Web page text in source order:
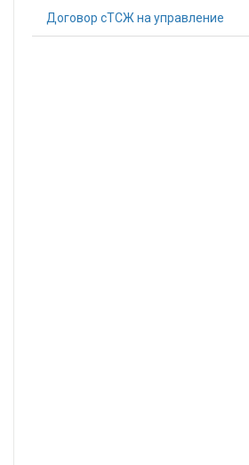
Договор сТСЖ на управление